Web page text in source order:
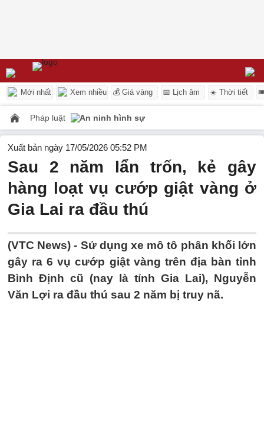
Mới nhất Xem nhiều 💰 Giá vàng 📅 Lịch âm ☀️ Thời tiết
Pháp luật An ninh hình sự
Xuất bản ngày 17/05/2026 05:52 PM
Sau 2 năm lẩn trốn, kẻ gây
hàng loạt vụ cướp giật vàng ở
Gia Lai ra đầu thú
(VTC News) - Sử dụng xe mô tô phân khối lớn
gây ra 6 vụ cướp giật vàng trên địa bàn tỉnh
Bình Định cũ (nay là tỉnh Gia Lai), Nguyễn
Văn Lợi ra đầu thú sau 2 năm bị truy nã.